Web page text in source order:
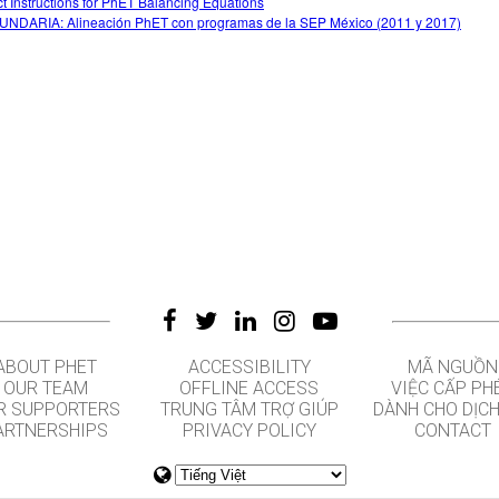
Alineación PhET con programas de la SEP México (2011 y 2017)
PHET
OUR TEAM
SUPPORTERS
ACCESSIBILITY
OFFLINE ACCESS
TRUNG TÂM TRỢ GIÚP
PRIVACY POLICY
MÃ NGUỒN
VIỆC CẤP
DÀNH CHO
CONTACT